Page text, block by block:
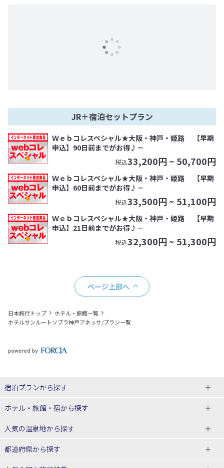
JR＋宿泊セットプラン
Ｗｅｂコレスペシャル★大阪・神戸・姫路 【早期
申込】90日前までがお得♪－
税込33,200円 ~ 50,700円
Ｗｅｂコレスペシャル★大阪・神戸・姫路 【早期
申込】60日前までがお得♪－
税込33,500円 ~ 51,100円
Ｗｅｂコレスペシャル★大阪・神戸・姫路 【早期
申込】21日前までがお得♪－
税込32,300円 ~ 51,300円
ページ上部へ
日本旅行トップ
ホテル・旅館一覧
ホテルサンルートソプラ神戸アネッサ/プラン一覧
宿泊プランから探す
北海道
東北
青森県
ホテル・旅館・宿から探す
北海道ホテル・旅館
人気の温泉地から探す
北海道
都道府県から探す